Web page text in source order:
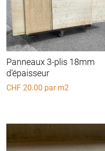
Panneaux 3-plis 18mm
d’épaisseur
CHF 20.00 par m2